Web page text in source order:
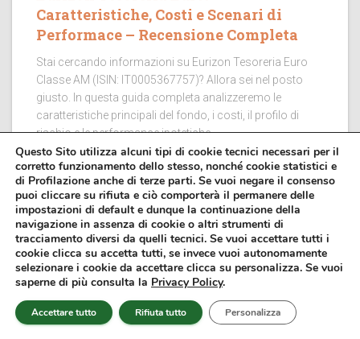
Caratteristiche, Costi e Scenari di
Performace – Recensione Completa
Stai cercando informazioni su Eurizon Tesoreria Euro
Classe AM (ISIN: IT0005367757)? Allora sei nel posto
giusto. In questa guida completa analizzeremo le
caratteristiche principali del fondo, i costi, il profilo di
rischio e le performance ipotetiche....
Questo Sito utilizza alcuni tipi di cookie tecnici necessari per il
corretto funzionamento dello stesso, nonché cookie statistici e
di Profilazione anche di terze parti. Se vuoi negare il consenso
puoi cliccare su rifiuta e ciò comporterà il permanere delle
impostazioni di default e dunque la continuazione della
navigazione in assenza di cookie o altri strumenti di
tracciamento diversi da quelli tecnici. Se vuoi accettare tutti i
cookie clicca su accetta tutti, se invece vuoi autonomamente
selezionare i cookie da accettare clicca su personalizza. Se vuoi
saperne di più consulta la Privacy Policy.
Accettare tutto Rifiuta tutto Personalizza